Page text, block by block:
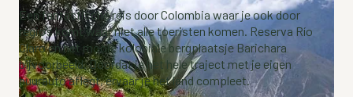
Een fantastische reis door Colombia waar je ook door
regio’s komt waar niet alle toeristen komen. Reserva Río
Claro en het mooie koloniale bergplaatsje Barichara
bijvoorbeeld. Doordat je het hele traject met je eigen
huurauto aflegt, ervaar je het land compleet.